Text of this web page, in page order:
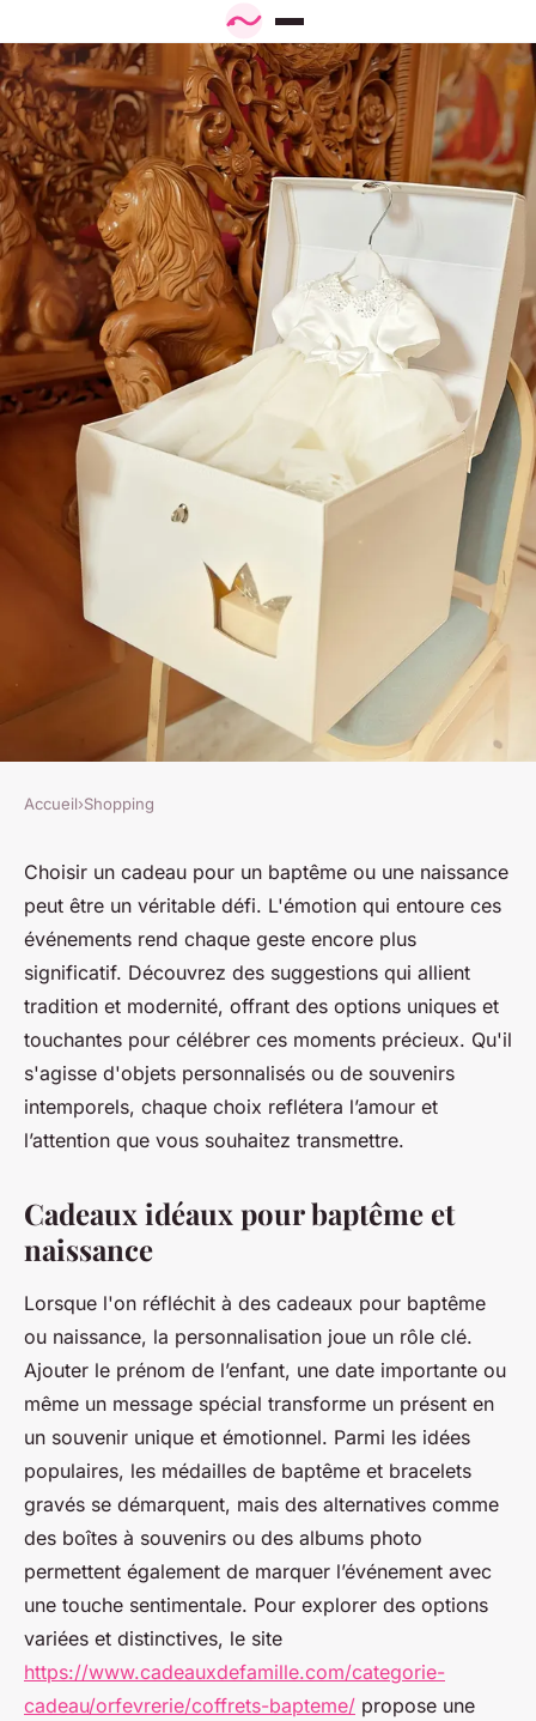
SHOPPING
Cadeaux idéal pour baptême
et naissance : top suggestions
admin•9 février 2025•12 min de lecture
Accueil›Shopping
Choisir un cadeau pour un baptême ou une naissance
peut être un véritable défi. L'émotion qui entoure ces
événements rend chaque geste encore plus
significatif. Découvrez des suggestions qui allient
tradition et modernité, offrant des options uniques et
touchantes pour célébrer ces moments précieux. Qu'il
s'agisse d'objets personnalisés ou de souvenirs
intemporels, chaque choix reflétera l’amour et
l’attention que vous souhaitez transmettre.
Cadeaux idéaux pour baptême et
naissance
Lorsque l'on réfléchit à des cadeaux pour baptême
ou naissance, la personnalisation joue un rôle clé.
Ajouter le prénom de l’enfant, une date importante ou
même un message spécial transforme un présent en
un souvenir unique et émotionnel. Parmi les idées
populaires, les médailles de baptême et bracelets
gravés se démarquent, mais des alternatives comme
des boîtes à souvenirs ou des albums photo
permettent également de marquer l’événement avec
une touche sentimentale. Pour explorer des options
variées et distinctives, le site
https://www.cadeauxdefamille.com/categorie-
cadeau/orfevrerie/coffrets-bapteme/ propose une